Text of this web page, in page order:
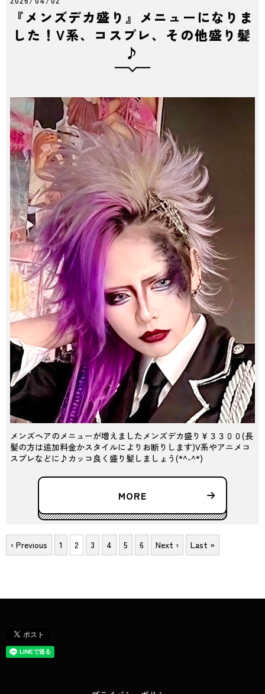
『メンズデカ盛り』メニューになりま
した！V系、コスプレ、その他盛り髪
♪
メンズヘアのメニューが増えましたメンズデカ盛り￥３３００(長
髪の方は追加料金かスタイルによりお断りします)V系やアニメコ
スプレなどに♪カッコ良く盛り髪しましょう(*^-^*)
MORE
‹ Previous 1 2 3 4 5 6 Next › Last »